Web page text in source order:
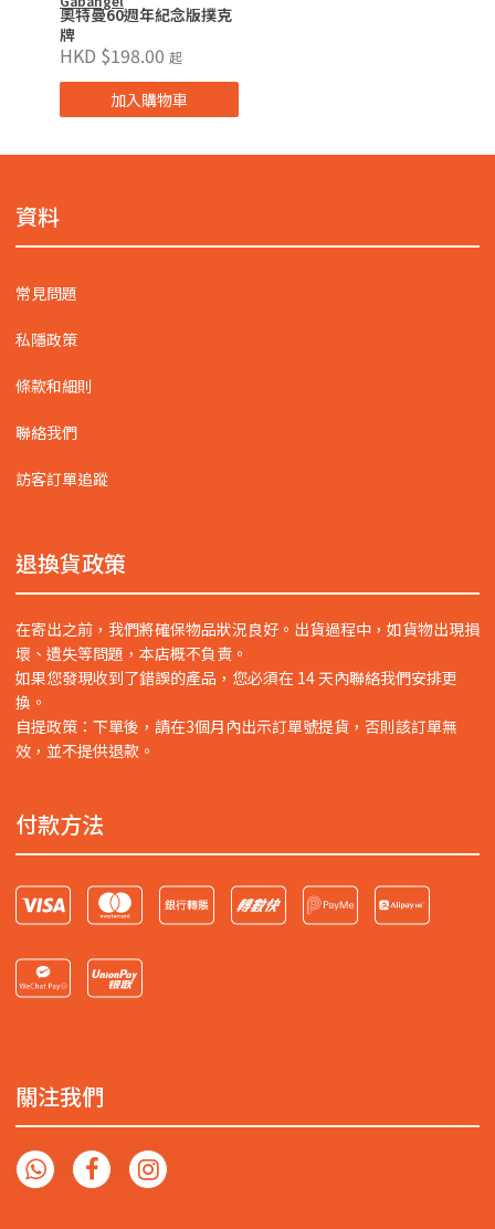
奧特曼60週年紀念版撲克
牌
HKD $198.00 起
加入購物車
資料
常見問題
私隱政策
條款和細則
聯絡我們
訪客訂單追蹤
退換貨政策
在寄出之前，我們將確保物品狀況良好。出貨過程中，如貨物出現損
壞、遺失等問題，本店概不負責。
如果您發現收到了錯誤的產品，您必須在 14 天內聯絡我們安排更
換。
自提政策：下單後，請在3個月內出示訂單號提貨，否則該訂單無
效，並不提供退款。
付款方法
關注我們